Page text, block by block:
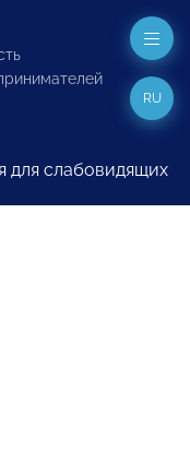
для слабовидящих
RU